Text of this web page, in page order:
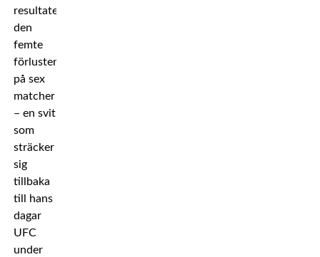
resultatet
den
femte
förlusten
på sex
matcher
– en svit
som
sträcker
sig
tillbaka
till hans
dagar
UFC
under